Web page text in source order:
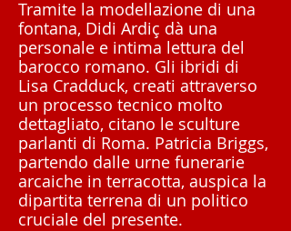
Tramite la modellazione di una
fontana, Didi Ardiç dà una
personale e intima lettura del
barocco romano. Gli ibridi di
Lisa Cradduck, creati attraverso
un processo tecnico molto
dettagliato, citano le sculture
parlanti di Roma. Patricia Briggs,
partendo dalle urne funerarie
arcaiche in terracotta, auspica la
dipartita terrena di un politico
cruciale del presente.